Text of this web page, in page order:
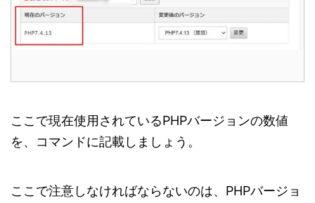
ここで現在使用されているPHPバージョンの数値
を、コマンドに記載しましょう。
ここで注意しなければならないのは、PHPバージョ